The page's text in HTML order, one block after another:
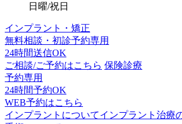
日曜/祝日
インプラント・矯正
無料相談・初診予約専用
24時間送信OK
ご相談/ご予約はこちら 保険診療
予約専用
24時間予約OK
WEB予約はこちら
インプラントについてインプラント治療